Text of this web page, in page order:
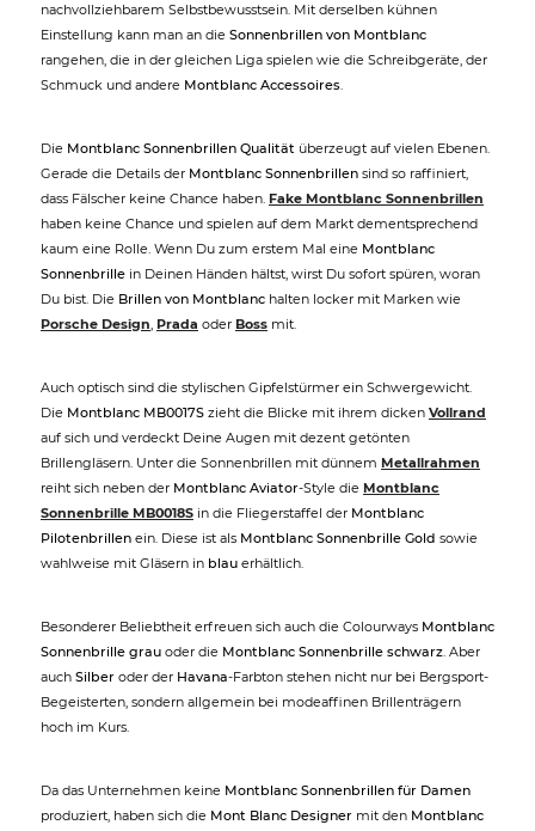
nachvollziehbarem Selbstbewusstsein. Mit derselben kühnen
Einstellung kann man an die Sonnenbrillen von Montblanc
rangehen, die in der gleichen Liga spielen wie die Schreibgeräte, der
Schmuck und andere Montblanc Accessoires.
Die Montblanc Sonnenbrillen Qualität überzeugt auf vielen Ebenen.
Gerade die Details der Montblanc Sonnenbrillen sind so raffiniert,
dass Fälscher keine Chance haben. Fake Montblanc Sonnenbrillen
haben keine Chance und spielen auf dem Markt dementsprechend
kaum eine Rolle. Wenn Du zum erstem Mal eine Montblanc
Sonnenbrille in Deinen Händen hältst, wirst Du sofort spüren, woran
Du bist. Die Brillen von Montblanc halten locker mit Marken wie
Porsche Design, Prada oder Boss mit.
Auch optisch sind die stylischen Gipfelstürmer ein Schwergewicht.
Die Montblanc MB0017S zieht die Blicke mit ihrem dicken Vollrand
auf sich und verdeckt Deine Augen mit dezent getönten
Brillengläsern. Unter die Sonnenbrillen mit dünnem Metallrahmen
reiht sich neben der Montblanc Aviator-Style die Montblanc
Sonnenbrille MB0018S in die Fliegerstaffel der Montblanc
Pilotenbrillen ein. Diese ist als Montblanc Sonnenbrille Gold sowie
wahlweise mit Gläsern in blau erhältlich.
Besonderer Beliebtheit erfreuen sich auch die Colourways Montblanc
Sonnenbrille grau oder die Montblanc Sonnenbrille schwarz. Aber
auch Silber oder der Havana-Farbton stehen nicht nur bei Bergsport-
Begeisterten, sondern allgemein bei modeaffinen Brillenträgern
hoch im Kurs.
Da das Unternehmen keine Montblanc Sonnenbrillen für Damen
produziert, haben sich die Mont Blanc Designer mit den Montblanc